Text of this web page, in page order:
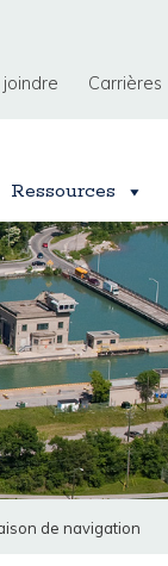
joindre Carrières
Ressources
de navigation